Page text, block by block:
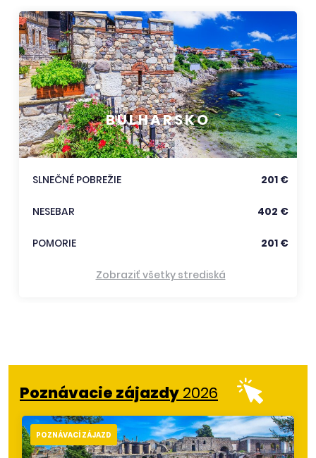
BULHARSKO
SLNEČNÉ POBREŽIE 201 €
NESEBAR 402 €
POMORIE 201 €
Zobraziť všetky strediská
Poznávacie zájazdy 2026
POZNÁVACÍ ZÁJAZD